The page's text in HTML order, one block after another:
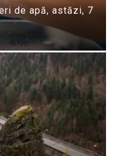
de apă, astăzi, 7